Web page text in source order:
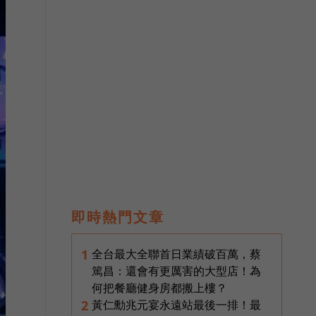
即時熱門文章
1 全台最大全聯首日業績破百萬，蔡
篤昌：還會有更厲害的大型店！為
何把餐廳健身房都搬上樓？
2 黃仁勳兆元宴永遠站最後一排！最